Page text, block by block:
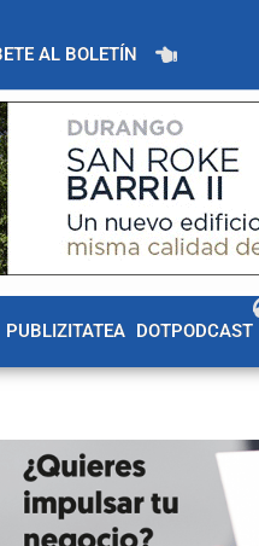
AL BOLETÍN
PUBLIZITATEA DOTPODCAST